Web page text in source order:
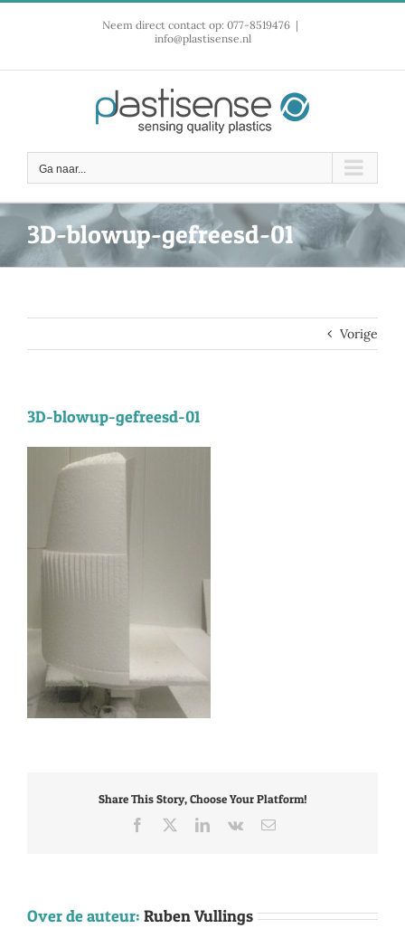
Neem direct contact op: 077-8519476 |
info@plastisense.nl
Ga naar...
3D-blowup-gefreesd-01
Vorige
3D-blowup-gefreesd-01
Share This Story, Choose Your Platform!
Facebook
LinkedIn
Vk
E-
Over de auteur: Ruben Vullings